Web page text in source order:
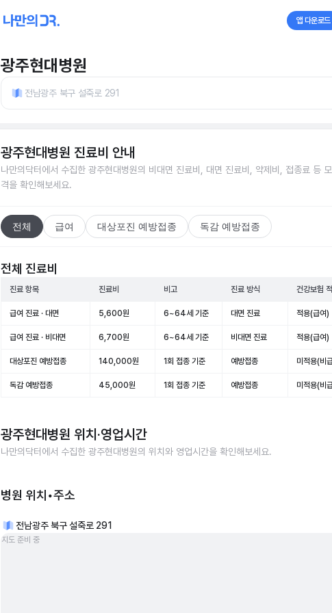
앱 다운로드
광주현대병원
전남광주 북구 설죽로 291
광주현대병원 진료비 안내
나만의닥터에서 수집한 광주현대병원의 비대면 진료비, 대면 진료비, 약제비, 접종료 등
격을 확인해보세요.
전체 급여 대상포진 예방접종 독감 예방접종
전체 진료비
진료 항목 진료비 비고 진료 방식 건강보험
급여 진료 · 대면 5,600원 6~64세 기준 대면 진료 적용(급여)
급여 진료 · 비대면 6,700원 6~64세 기준 비대면 진료 적용(급여)
대상포진 예방접종 140,000원 1회 접종 기준 예방접종 미적용(비
독감 예방접종 45,000원 1회 접종 기준 예방접종 미적용(비
광주현대병원 위치·영업시간
나만의닥터에서 수집한 광주현대병원의 위치와 영업시간을 확인해보세요.
병원 위치•주소
전남광주 북구 설죽로 291
지도 준비 중